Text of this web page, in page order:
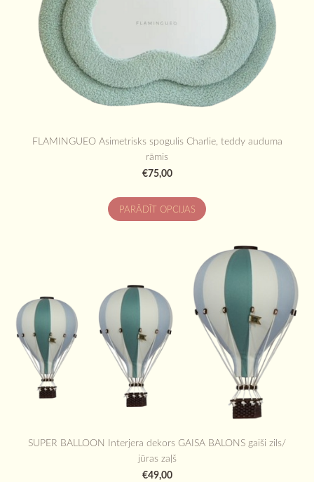
FLAMINGUEO Asimetrisks spogulis Charlie, teddy auduma
rāmis
€75,00
PARĀDĪT OPCIJAS
SUPER BALLOON Interjera dekors GAISA BALONS gaiši zils/
jūras zaļš
€49,00